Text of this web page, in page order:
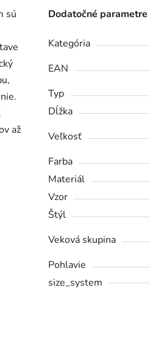
sú
až
Dodatočné parametre
Kategória
EAN
Typ
Dĺžka
Veľkosť
Farba
Materiál
Vzor
Štýl
Veková skupina
Pohlavie
size_system